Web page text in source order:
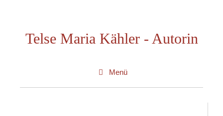
springenTelse Maria Kähler - Autorin
Menü